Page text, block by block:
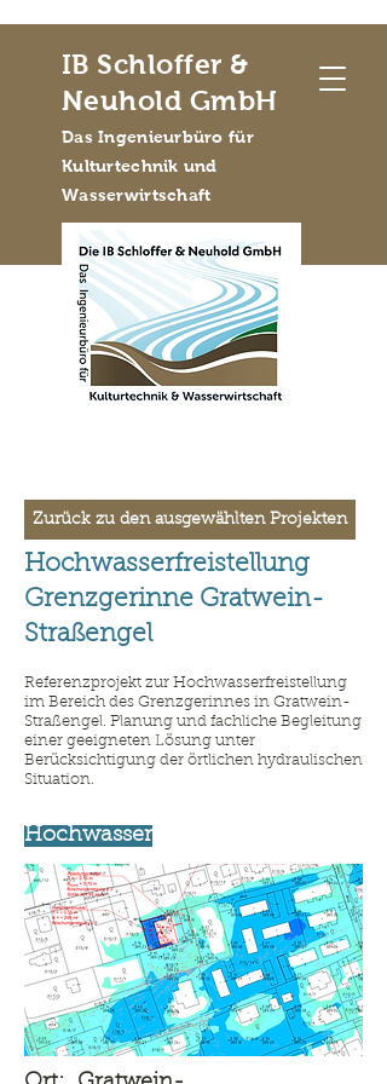
IB Schloffer &
Neuhold GmbH
Das Ingenieurbüro für
Kulturtechnik und
Wasserwirtschaft
Zurück zu den ausgewählten Projekten
Hochwasserfreistellung
Grenzgerinne Gratwein-
Straßengel
Referenzprojekt zur Hochwasserfreistellung
im Bereich des Grenzgerinnes in Gratwein-
Straßengel. Planung und fachliche Begleitung
einer geeigneten Lösung unter
Berücksichtigung der örtlichen hydraulischen
Situation.
Hochwasser